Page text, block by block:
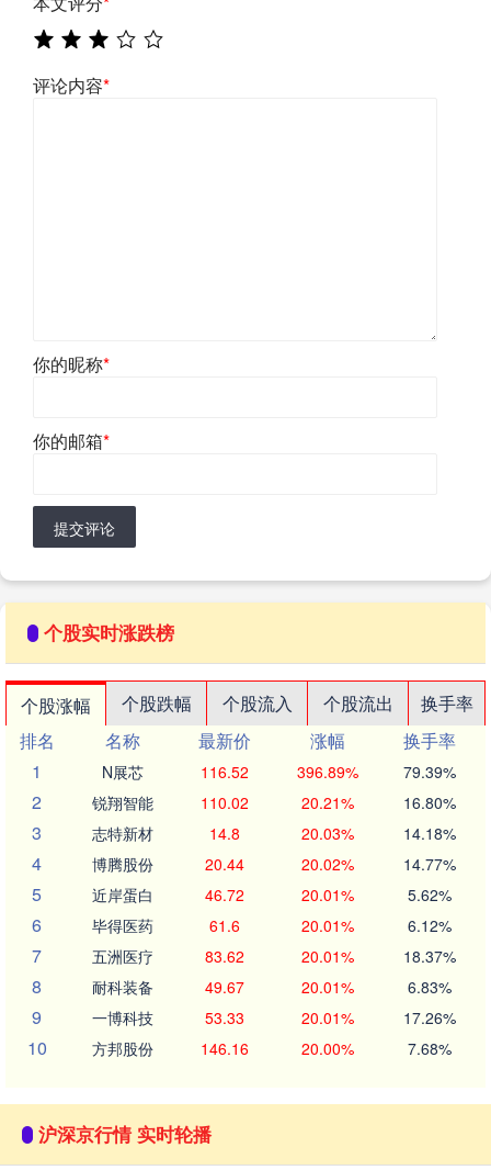
评论内容*
你的昵称*
你的邮箱*
提交评论
个股实时涨跌榜
个股涨幅 个股跌幅 个股流入 个股流出
换手率
排名
名称 最新价 涨幅
换手率
1
N展芯 116.52 396.89% 79.39%
2 锐翔智能 110.02 20.21% 16.80%
3 志特新材 14.8 20.03% 14.18%
4 博腾股份 20.44 20.02% 14.77%
5 近岸蛋白 46.72 20.01% 5.62%
6 毕得医药 61.6 20.01% 6.12%
7 五洲医疗 83.62 20.01% 18.37%
8 耐科装备 49.67 20.01% 6.83%
9 一博科技 53.33 20.01% 17.26%
10 方邦股份 146.16 20.00% 7.68%
沪深京行情 实时轮播